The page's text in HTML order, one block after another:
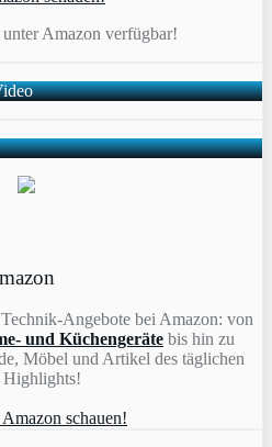
Amazon verfügbar!
Angebote bei Amazon: von
und Küchengeräte bis hin zu
Möbel und Artikel des täglichen
Highlights!